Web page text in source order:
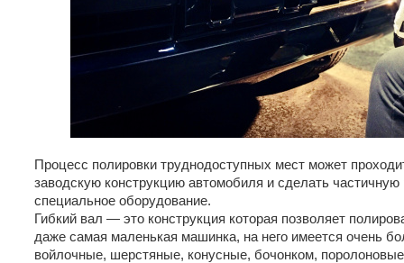
Процесс полировки труднодоступных мест может
заводскую конструкцию автомобиля и сделать
специальное оборудование.
Гибкий вал — это конструкция которая позволяет
даже самая маленькая машинка, на него имеется очень
войлочные, шерстяные, конусные, бочонком,